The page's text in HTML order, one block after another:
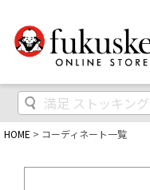
HOME コーディネート一覧